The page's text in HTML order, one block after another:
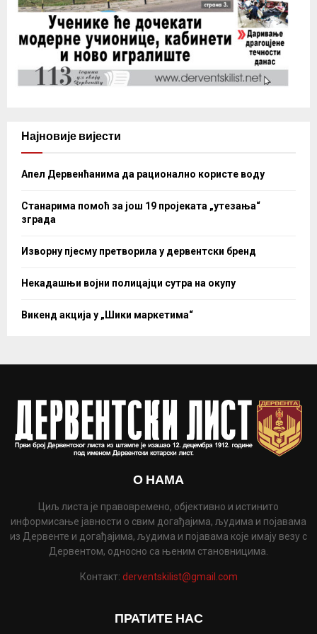
Најновије вијести
Апел Дервенћанима да рационално користе воду
Станарима помоћ за још 19 пројеката „утезања“
зграда
Изворну пјесму претворила у дервентски бренд
Некадашњи војни полицајци сутра на окупу
Викенд акција у „Шики маркетима“
О НАМА
Циљ листа је правовремено, објективно и истинито
информисање јавности о свим догађајима, људима и појавама
из Дервенте и догађајима, људима и појавама које имају везу с
Дервентом, односно са њеним становницима.
Контакт: derventskilist@gmail.com
ПРАТИТЕ НАС